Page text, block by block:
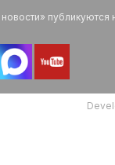
публикуются